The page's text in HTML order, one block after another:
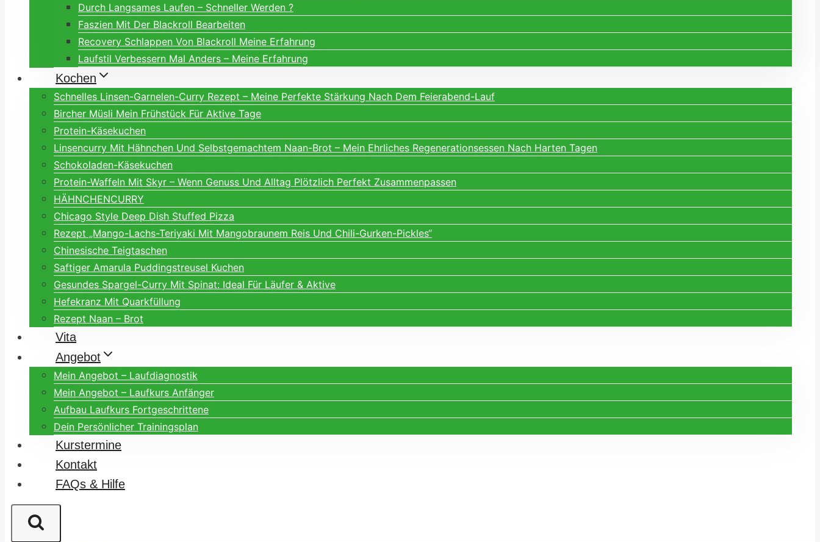
Durch Langsames Laufen – Schneller Werden ?
Faszien Mit Der Blackroll Bearbeiten
Recovery Schlappen Von Blackroll Meine Erfahrung
Laufstil Verbessern Mal Anders – Meine Erfahrung
Kochen
Schnelles Linsen-Garnelen-Curry Rezept – Meine Perfekte Stärkung Nach Dem Feierabend-Lauf
Bircher Müsli Mein Frühstück Für Aktive Tage
Protein-Käsekuchen
Linsencurry Mit Hähnchen Und Selbstgemachtem Naan-Brot – Mein Ehrliches Regenerationsessen Nach Harten Tagen
Schokoladen-Käsekuchen
Protein-Waffeln Mit Skyr – Wenn Genuss Und Alltag Plötzlich Perfekt Zusammenpassen
HÄHNCHENCURRY
Chicago Style Deep Dish Stuffed Pizza
Rezept „Mango-Lachs-Teriyaki Mit Mangobraunem Reis Und Chili-Gurken-Pickles“
Chinesische Teigtaschen
Saftiger Amarula Puddingstreusel Kuchen
Gesundes Spargel-Curry Mit Spinat: Ideal Für Läufer & Aktive
Hefekranz Mit Quarkfüllung
Rezept Naan – Brot
Vita
Angebot
Mein Angebot – Laufdiagnostik
Mein Angebot – Laufkurs Anfänger
Aufbau Laufkurs Fortgeschrittene
Dein Persönlicher Trainingsplan
Kurstermine
Kontakt
FAQs & Hilfe